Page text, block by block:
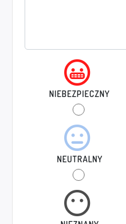
NIEBEZPIECZNY
NEUTRALNY